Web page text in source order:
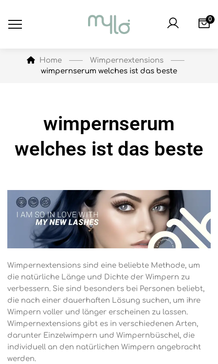
0
Home
Wimpernextensions
wimpernserum welches ist das beste
wimpernserum
welches ist das beste
Wimpernextensions sind eine beliebte Methode, um
die natürliche Länge und Dichte der Wimpern zu
verbessern. Sie sind besonders bei Personen beliebt,
die nach einer dauerhaften Lösung suchen, um ihre
Wimpern voller und länger erscheinen zu lassen.
Wimpernextensions gibt es in verschiedenen Arten,
darunter Einzelwimpern und Wimpernbüschel, die
individuell an den natürlichen Wimpern angebracht
werden.